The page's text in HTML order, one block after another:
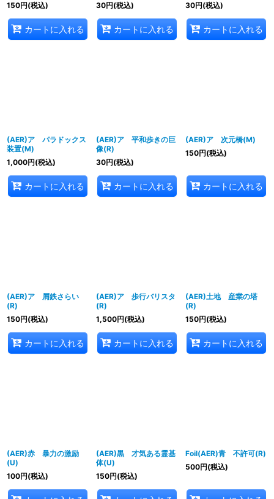
150円(税込)
カートに入れる
30円(税込)
カートに入れる
30円(税込)
カートに入れる
(AER)ア パラドックス
装置(M)
1,000円(税込)
カートに入れる
(AER)ア 平和歩きの巨
像(R)
30円(税込)
カートに入れる
(AER)ア 次元橋(M)
150円(税込)
カートに入れる
(AER)ア 屑鉄さらい
(R)
150円(税込)
カートに入れる
(AER)ア 歩行バリスタ
(R)
1,500円(税込)
カートに入れる
(AER)土地 産業の塔
(R)
150円(税込)
カートに入れる
(AER)赤 暴力の激励
(U)
100円(税込)
(AER)黒 才気ある霊基
体(U)
150円(税込)
Foil(AER)青 不許可(R)
500円(税込)